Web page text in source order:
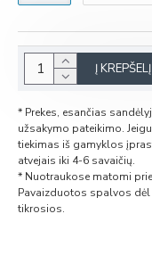
Į KREPŠELĮ
* Prekes, esančias
užsakymo pateikimo.
tiekimas iš gamyklos
atvejais iki 4-6 savaičių.
* Nuotraukose matomi
Pavaizduotos spalvos
tikrosios.